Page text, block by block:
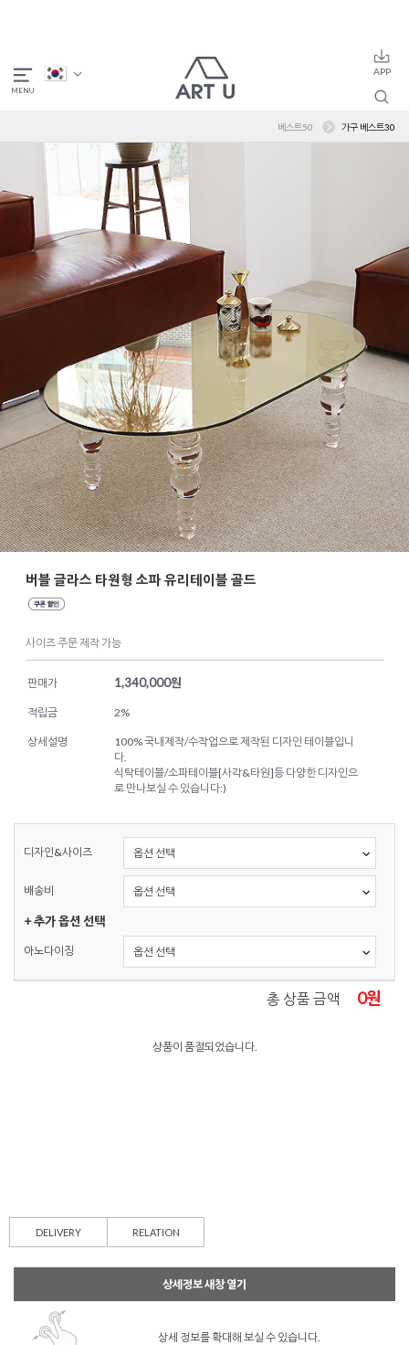
베스트50 가구 베스트30
버블 글라스 타원형 소파 유리테이블 골드
사이즈 주문 제작 가능
판매가 1,340,000원
적립금 2%
상세설명
100% 국내제작/수작업으로 제작된 디자인 테이블입니
다.
식탁테이블/소파테이블[사각&타원]등 다양한 디자인으
로 만나보실 수 있습니다:)
디자인&사이즈
배송비
+ 추가 옵션 선택
아노다이징
총 상품 금액 0원
상품이 품절되었습니다.
DELIVERY RELATION
상세정보 새창 열기
상세 정보를 확대해 보실 수 있습니다.